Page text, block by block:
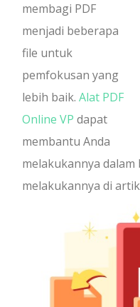
membagi PDF
menjadi beberapa
file untuk
pemfokusan yang
lebih baik.Alat PDF
Online VP dapat
membantu Anda
melakukannya
melakukannya di